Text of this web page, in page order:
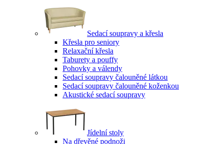
Sedací soupravy a křesla
Křesla pro seniory
Relaxační křesla
Taburety a pouffy
Pohovky a válendy
Sedací soupravy čalouněné látkou
Sedací soupravy čalouněné koženkou
Akustické sedací soupravy
Jídelní stoly
Na dřevěné podnoži